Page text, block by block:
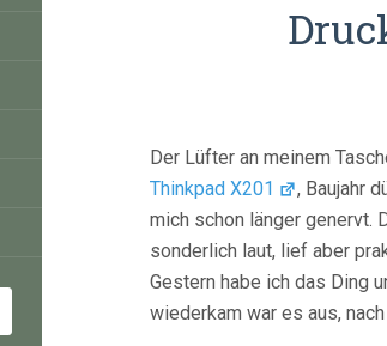
Der Lüfter an meinem
Thinkpad X201
, Baujahr
mich schon länger genervt.
sonderlich laut, lief aber
Gestern habe ich das Ding
wiederkam war es aus,